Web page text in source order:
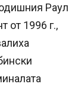
Раул
от 1996 г.,